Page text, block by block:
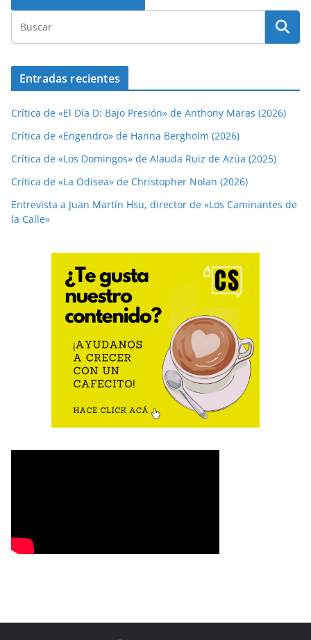
Entradas recientes
Crítica de «El Día D: Bajo Presión» de Anthony Maras (2026)
Crítica de «Engendro» de Hanna Bergholm (2026)
Crítica de «Los Domingos» de Alauda Ruiz de Azúa (2025)
Crítica de «La Odisea» de Christopher Nolan (2026)
Entrevista a Juan Martín Hsu, director de «Los Caminantes de
la Calle»